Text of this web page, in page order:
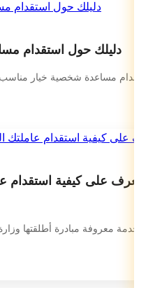
دليلك حول استقدام
استقدام مساعدة شخصية خيار مناسب
تعرف على كيفية استقدام
تعد خدمة معروفة مبادرة أطلقتها